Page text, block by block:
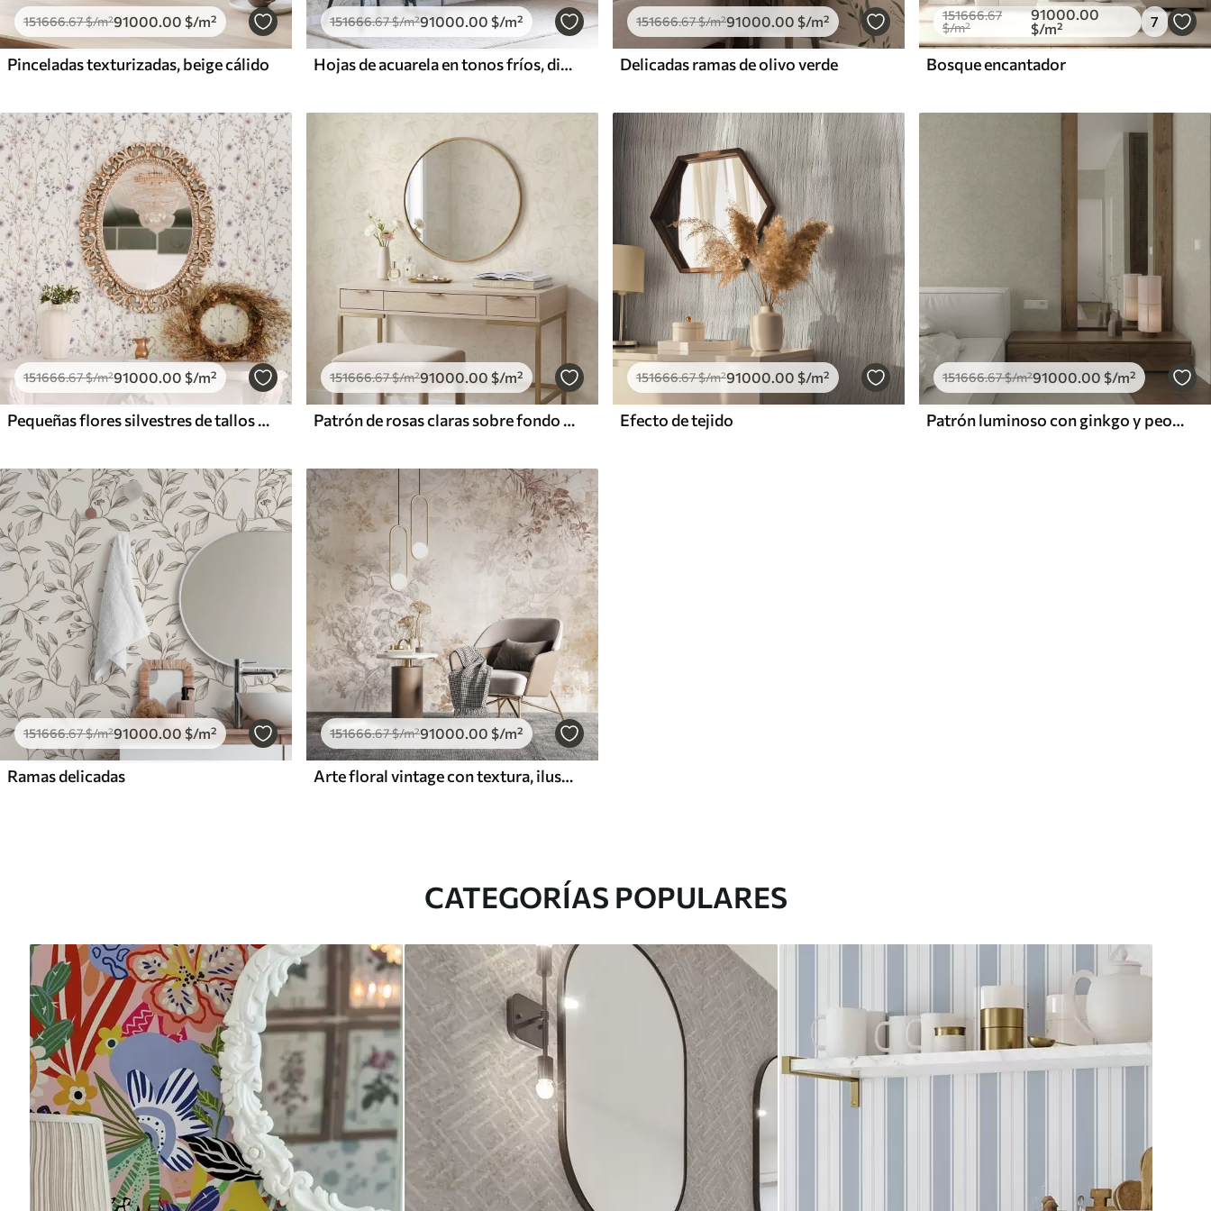
151666.67$/m²91000.00 $/m²
Pinceladas texturizadas, beige cálido
151666.67$/m²91000.00 $/m²
Hojas de acuarela en tonos fríos, diseño minimalista
151666.67$/m²91000.00 $/m²
Delicadas ramas de olivo verde
151666.67
$/m²
91000.00
$/m² 7
Bosque encantador
151666.67$/m²91000.00 $/m²
Pequeñas flores silvestres de tallos finos sobre fondo claro
151666.67$/m²91000.00 $/m²
Patrón de rosas claras sobre fondo beige
151666.67$/m²91000.00 $/m²
Efecto de tejido
151666.67$/m²91000.00 $/m²
Patrón luminoso con ginkgo y peonías
151666.67$/m²91000.00 $/m²
Ramas delicadas
151666.67$/m²91000.00 $/m²
Arte floral vintage con textura, ilustraciones de delicadas flores y hojas de jardín en estilo dibujo, suaves tonos pastel beige y sepia
CATEGORÍAS POPULARES